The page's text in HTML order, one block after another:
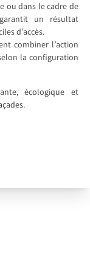
ou dans le cadre de
un résultat
d’accès.
combiner l’action
la configuration
écologique et